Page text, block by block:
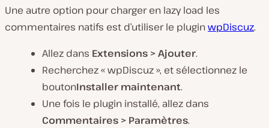
Une autre option pour charger en lazy load les
commentaires natifs est d’utiliser le pluginwpDiscuz.
Allez dans Extensions > Ajouter.
Recherchez « wpDiscuz », et sélectionnez le
boutonInstaller maintenant.
Une fois le plugin installé, allez dans
Commentaires > Paramètres.